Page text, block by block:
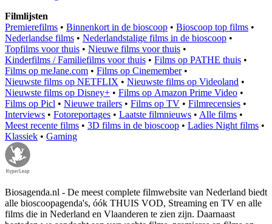
Filmlijsten
Premierefilms • Binnenkort in de bioscoop • Bioscoop top films •
Nederlandse films • Nederlandstalige films in de bioscoop •
Topfilms voor thuis • Nieuwe films voor thuis •
Kinderfilms / Familiefilms voor thuis • Films op PATHE thuis •
Films op meJane.com • Films op Cinemember•
Nieuwste films op NETFLIX • Nieuwste films op Videoland •
Nieuwste films op Disney+ • Films op Amazon Prime Video •
Films op Picl • Nieuwe trailers • Films op TV • Filmrecensies •
Interviews • Fotoreportages • Laatste filmnieuws • Alle films •
Meest recente films • 3D films in de bioscoop • Ladies Night films •
Klassiek • Gaming
Biosagenda.nl - De meest complete filmwebsite van Nederland biedt
alle bioscoopagenda's, óók THUIS VOD, Streaming en TV en alle
films die in Nederland en Vlaanderen te zien zijn. Daarnaast